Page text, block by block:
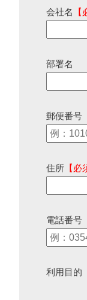
会社名 【
部署名
郵便番号
住所 【必
電話番号
利用目的